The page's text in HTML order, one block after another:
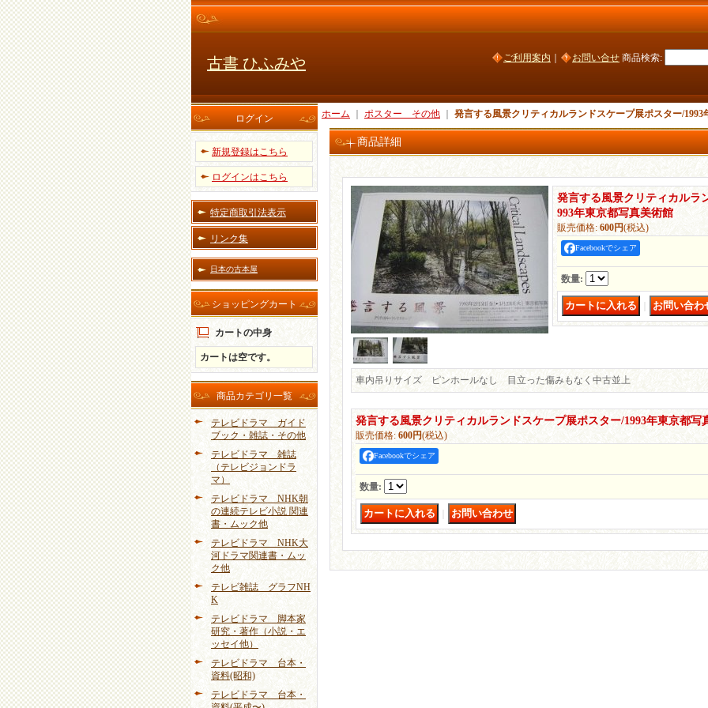
古書 ひふみや ご利用案内 お問い合せ 商品検索:
ログイン
新規登録はこちら
ログインはこちら
特定商取引法表示
リンク集
日本の古本屋
ショッピングカート
カートの中身
カートは空です。
商品カテゴリ一覧
テレビドラマ ガイド
ブック・雑誌・その他
テレビドラマ 雑誌
（テレビジョンドラ
マ）
テレビドラマ NHK朝
の連続テレビ小説 関連
書・ムック他
テレビドラマ NHK大
河ドラマ関連書・ムッ
ク他
テレビ雑誌 グラフNH
K
テレビドラマ 脚本家
研究・著作（小説・エ
ッセイ他）
テレビドラマ 台本・
資料(昭和)
テレビドラマ 台本・
ホーム ポスター その他 発言する風景クリティカルランドスケープ展ポスター/1993
商品詳細
発言する風景クリティカルラ
993年東京都写真美術館
販売価格: 600円(税込)
Facebookでシェア
数量:
車内吊りサイズ ピンホールなし 目立った傷みもなく中古並上
発言する風景クリティカルランドスケープ展ポスター/1993年東京都写
販売価格: 600円(税込)
Facebookでシェア
数量: